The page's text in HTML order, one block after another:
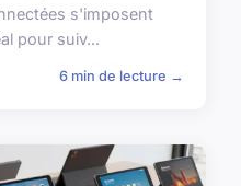
s'imposent
pour suiv...
6 min de lecture →